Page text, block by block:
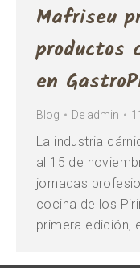
Mafriseu
productos
en
Blog De admin
La industria
al 15 de
jornadas
cocina de los
primera edición,